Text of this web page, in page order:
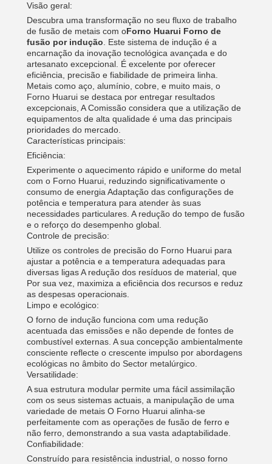
Visão geral:
Descubra uma transformação no seu fluxo de trabalho
de fusão de metais com oForno Huarui Forno de
fusão por indução . Este sistema de indução é a
encarnação da inovação tecnológica avançada e do
artesanato excepcional. É excelente por oferecer
eficiência, precisão e fiabilidade de primeira linha.
Metais como aço, alumínio, cobre, e muito mais, o
Forno Huarui se destaca por entregar resultados
excepcionais, A Comissão considera que a utilização de
equipamentos de alta qualidade é uma das principais
prioridades do mercado.
Características principais:
Eficiência:
Experimente o aquecimento rápido e uniforme do metal
com o Forno Huarui, reduzindo significativamente o
consumo de energia Adaptação das configurações de
potência e temperatura para atender às suas
necessidades particulares. A redução do tempo de fusão
e o reforço do desempenho global.
Controle de precisão:
Utilize os controles de precisão do Forno Huarui para
ajustar a potência e a temperatura adequadas para
diversas ligas A redução dos resíduos de material, que
Por sua vez, maximiza a eficiência dos recursos e reduz
as despesas operacionais.
Limpo e ecológico:
O forno de indução funciona com uma redução
acentuada das emissões e não depende de fontes de
combustível externas. A sua concepção ambientalmente
consciente reflecte o crescente impulso por abordagens
ecológicas no âmbito do Sector metalúrgico.
Versatilidade:
A sua estrutura modular permite uma fácil assimilação
com os seus sistemas actuais, a manipulação de uma
variedade de metais O Forno Huarui alinha-se
perfeitamente com as operações de fusão de ferro e
não ferro, demonstrando a sua vasta adaptabilidade.
Confiabilidade:
Construído para resistência industrial, o nosso forno